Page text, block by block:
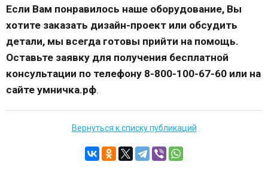
Если Вам понравилось наше оборудование, Вы
хотите заказать дизайн-проект или обсудить
детали, мы всегда готовы прийти на помощь.
Оставьте заявку для получения бесплатной
консультации по телефону 8-800-100-67-60 или на
сайте умничка.рф.
Вернуться к списку публикаций